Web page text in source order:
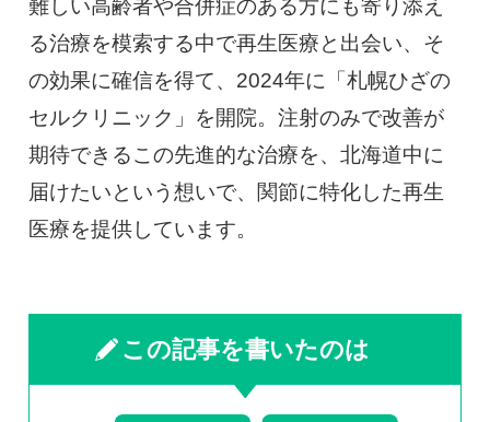
難しい高齢者や合併症のある方にも寄り添え
る治療を模索する中で再生医療と出会い、そ
の効果に確信を得て、2024年に「札幌ひざの
セルクリニック」を開院。注射のみで改善が
期待できるこの先進的な治療を、北海道中に
届けたいという想いで、関節に特化した再生
医療を提供しています。
この記事を書いたのは